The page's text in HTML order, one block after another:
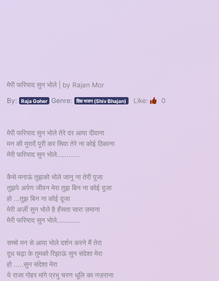
मेरी फरियाद सुन भोले | by Rajan Mor
By: Raja Goher Genre: शिव भजन (Shiv Bhajan) Like: 0
मेरी फरियाद सुन भोले तेरे दर आया दीवाना
मन की मुरादें पूरी कर सिवा तेरे ना कोई ठिकाना
मेरी फरियाद सुन भोले............
कैसे मनाऊं तुझको भोले जानू ना तेरी पूजा
तुझपे अर्पण जीवन मेरा तुझ बिन ना कोई दूजा
हो ...तुझ बिन ना कोई दूजा
मेरी अर्ज़ी सुन भोले है हँसता सारा ज़माना
मेरी फरियाद सुन भोले............
सच्चे मन से आया भोले दर्शन करने मैं तेरा
दूध चढ़ा के तुमको रिझाऊं सुन संदेशा मेरा
हो .....सुन संदेशा मेरा
ये राजा गोहर मांगे प्रभु चरण धूलि का नज़राना